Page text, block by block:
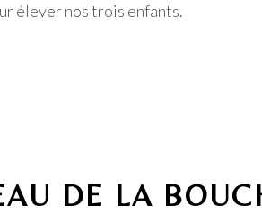
élever nos trois enfants.
DE LA